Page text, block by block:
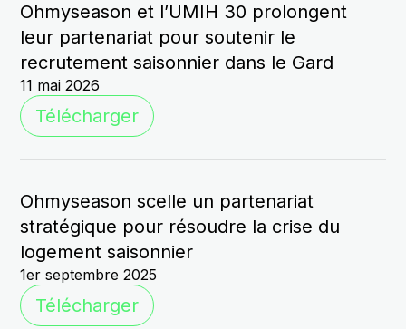
Ohmyseason et l’UMIH 30 prolongent
leur partenariat pour soutenir le
recrutement saisonnier dans le Gard
11 mai 2026
Télécharger
Ohmyseason scelle un partenariat
stratégique pour résoudre la crise du
logement saisonnier
1er septembre 2025
Télécharger